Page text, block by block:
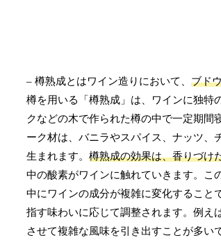
– 樽熟成とはワイン造りにおいて、 ブド
樽を用いる「樽熟成」は、ワインに独特
クなどの木で作られた樽の中で一定期間
ーク材は、バニラやスパイス、ナッツ、
生まれます。 樽熟成の効果は、香りづけ
中の酸素がワインに触れていきます。こ
中にワインの成分が複雑に変化すること
指す味わいに応じて調整されます。例え
させて複雑な風味を引き出すことが多い